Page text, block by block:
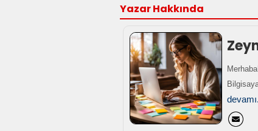
Yazar Hakkında